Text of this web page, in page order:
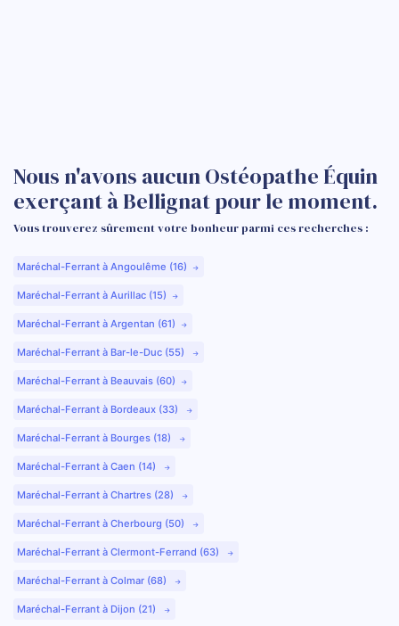
Nous n'avons aucun Ostéopathe Équin
exerçant à Bellignat pour le moment.
Vous trouverez sûrement votre bonheur parmi ces recherches :
Maréchal-Ferrant à Angoulême (16)
Maréchal-Ferrant à Aurillac (15)
Maréchal-Ferrant à Argentan (61)
Maréchal-Ferrant à Bar-le-Duc (55)
Maréchal-Ferrant à Beauvais (60)
Maréchal-Ferrant à Bordeaux (33)
Maréchal-Ferrant à Bourges (18)
Maréchal-Ferrant à Caen (14)
Maréchal-Ferrant à Chartres (28)
Maréchal-Ferrant à Cherbourg (50)
Maréchal-Ferrant à Clermont-Ferrand (63)
Maréchal-Ferrant à Colmar (68)
Maréchal-Ferrant à Dijon (21)